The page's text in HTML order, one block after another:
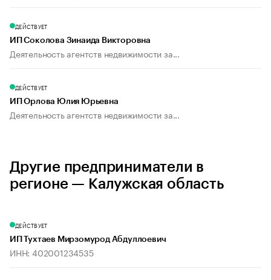
ДЕЙСТВУЕТ
ИП Соколова Зинаида Викторовна
Деятельность агентств недвижимости за...
ДЕЙСТВУЕТ
ИП Орлова Юлия Юрьевна
Деятельность агентств недвижимости за...
Другие предприниматели в
регионе — Калужская область
ДЕЙСТВУЕТ
ИП Тухтаев Мирзомурод Абдуллоевич
ИНН: 402001234535